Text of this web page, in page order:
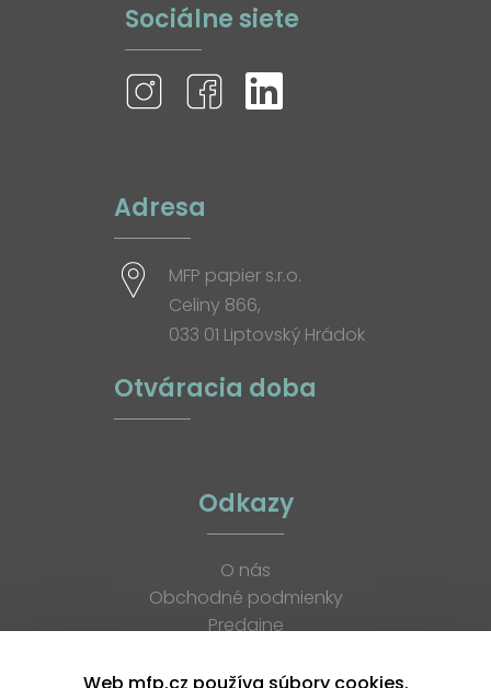
Sociálne siete
Adresa
MFP papier s.r.o.
Celiny 866,
033 01 Liptovský Hrádok
Otváracia doba
Odkazy
O nás
Obchodné podmienky
Predajne
K stiahnutiu